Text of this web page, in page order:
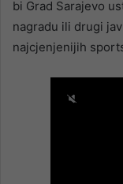
bi Grad Sarajevo
nagradu ili drugi
najcjenjenijih